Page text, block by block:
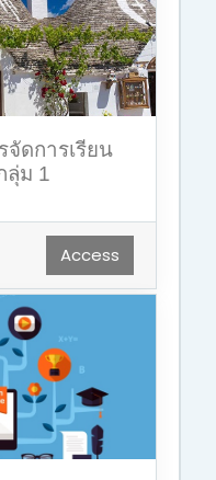
จัดการเรียน
ลุ่ม 1
Access